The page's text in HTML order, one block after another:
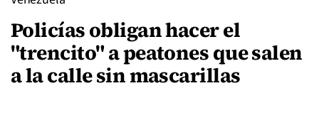
Policías obligan hacer el
"trencito" a peatones que salen
a la calle sin mascarillas